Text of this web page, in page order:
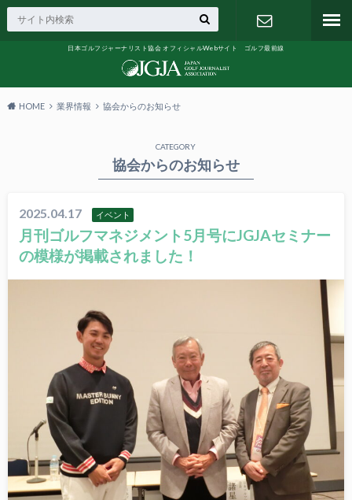
日本ゴルフジャーナリスト協会 オフィシャルWebサイト ゴルフ最前線
HOME 業界情報 協会からのお知らせ
CATEGORY
協会からのお知らせ
2025.04.17 イベント
月刊ゴルフマネジメント5月号にJGJAセミナー
の模様が掲載されました！